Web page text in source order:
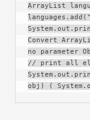
ArrayList
Convert
no parameter
// print all
obj) (